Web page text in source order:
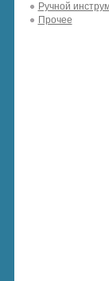
Ручной
Прочее